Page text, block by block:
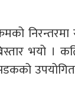
भयो ।